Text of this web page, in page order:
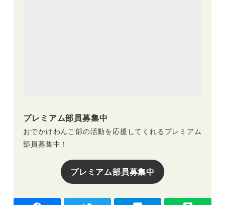
プレミアム部員募集中
おでかけわんこ部の活動を応援してくれるプレミアム
部員募集中！
プレミアム部員募集中